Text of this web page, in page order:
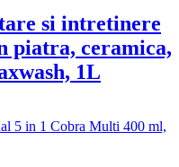
si intretinere
piatra, ceramica,
1L